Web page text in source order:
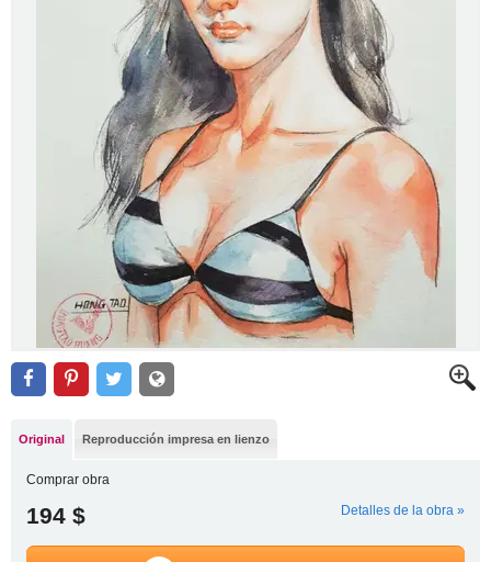
Original Reproducción impresa en lienzo
Comprar obra
194 $ Detalles de la obra »